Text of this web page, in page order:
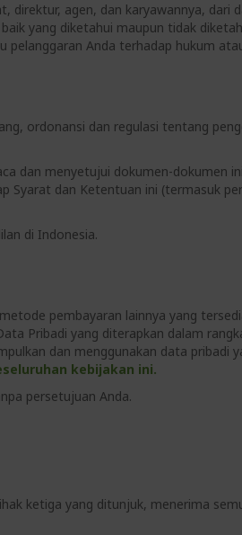
agen, dan karyawannya, dari
yang diketahui maupun tidak
Anda terhadap hukum
ordonansi dan regulasi tentang
dan menyetujui dokumen-dokumen
Syarat dan Ketentuan ini (termasuk
di Indonesia.
pembayaran lainnya yang
Pribadi yang diterapkan dalam
dan menggunakan data pribadi
kebijakan ini.
persetujuan Anda.
ketiga yang ditunjuk, menerima